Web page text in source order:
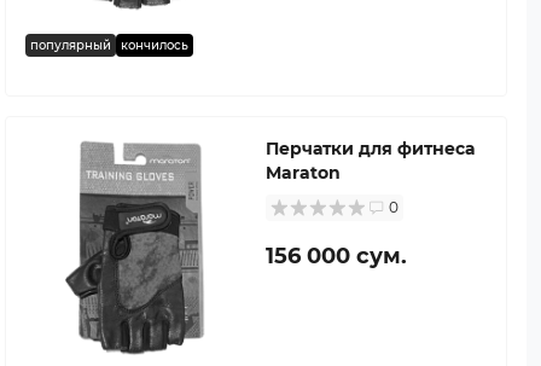
популярный кончилось
Перчатки для фитнеса
Maraton
0
156 000 сум.